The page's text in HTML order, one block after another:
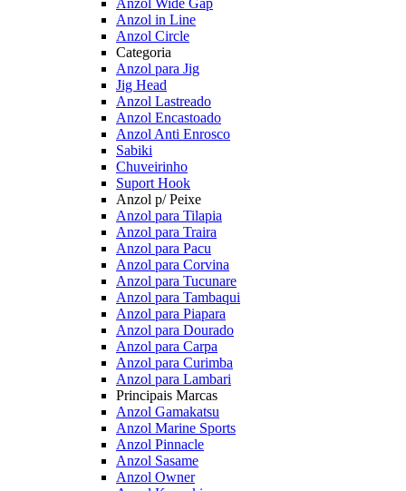
Anzol Wide Gap
Anzol in Line
Anzol Circle
Categoria
Anzol para Jig
Jig Head
Anzol Lastreado
Anzol Encastoado
Anzol Anti Enrosco
Sabiki
Chuveirinho
Suport Hook
Anzol p/ Peixe
Anzol para Tilapia
Anzol para Traira
Anzol para Pacu
Anzol para Corvina
Anzol para Tucunare
Anzol para Tambaqui
Anzol para Piapara
Anzol para Dourado
Anzol para Carpa
Anzol para Curimba
Anzol para Lambari
Principais Marcas
Anzol Gamakatsu
Anzol Marine Sports
Anzol Pinnacle
Anzol Sasame
Anzol Owner